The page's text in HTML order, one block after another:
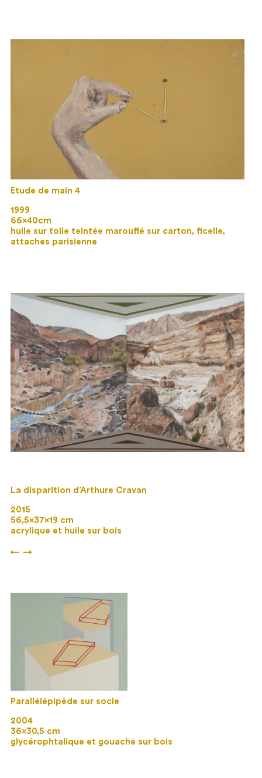
Etude de main 4
1999
66×40cm
huile sur toile teintée marouflé sur carton, ficelle,
attaches parisienne
La disparition d’Arthure Cravan
2015
56,5×37×19 cm
acrylique et huile sur bois
← →
Parallélépipède sur socle
2004
36×30,5 cm
glycérophtalique et gouache sur bois